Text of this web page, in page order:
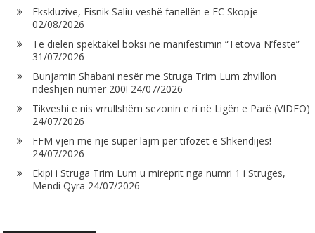
Ekskluzive, Fisnik Saliu veshë fanellën e FC Skopje
02/08/2026
Të dielën spektakël boksi në manifestimin “Tetova N’festë”
31/07/2026
Bunjamin Shabani nesër me Struga Trim Lum zhvillon
ndeshjen numër 200! 24/07/2026
Tikveshi e nis vrrullshëm sezonin e ri në Ligën e Parë (VIDEO)
24/07/2026
FFM vjen me një super lajm për tifozët e Shkëndijës!
24/07/2026
Ekipi i Struga Trim Lum u mirëprit nga numri 1 i Strugës,
Mendi Qyra 24/07/2026